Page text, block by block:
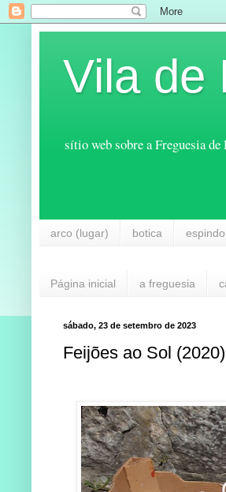
Vila de
sítio web sobre a Freguesia
arco (lugar) botica espindo
Página inicial a freguesia
sábado, 23 de setembro de 2023
Feijões ao Sol (2020)